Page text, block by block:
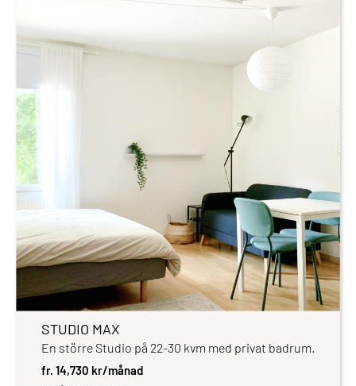
STUDIO MAX
En större Studio på 22-30 kvm med privat badrum.
fr. 14,730 kr/månad